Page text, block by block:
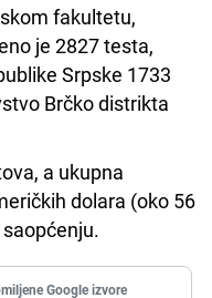
fakultetu,
je 2827 testa,
Srpske 1733
Brčko distrikta
a ukupna
dolara (oko 56
Google izvore